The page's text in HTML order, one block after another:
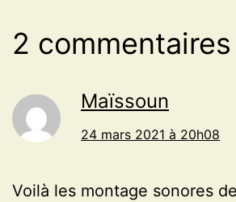
2 commentaires
Maïssoun
24 mars 2021 à 20h08
Voilà les montage sonores